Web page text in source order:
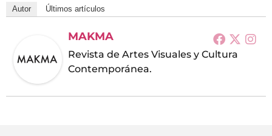
Autor Últimos artículos
MAKMA
Revista de Artes Visuales y Cultura
Contemporánea.